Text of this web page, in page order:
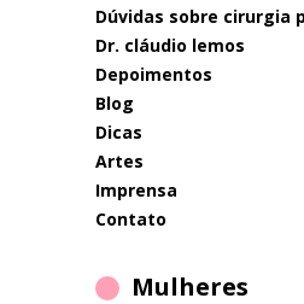
dúvidas sobre cirurgia
dr. cláudio lemos
depoimentos
blog
dicas
artes
imprensa
contato
Mulheres